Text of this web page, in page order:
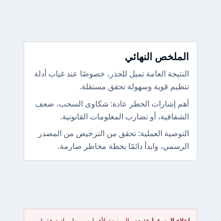
الملخص النهائي
النتيجة العامة تميل للحذر، خصوصًا عند غياب أدلة
تنظيم قوية وسهولة تحقق مستقلة.
أهم إشارات الخطر عادة: شكاوى السحب، ضعف
الشفافية، أو تضارب المعلومات القانونية.
التوصية العملية: تحقق من الترخيص من المصدر
الرسمي، وابدأ دائمًا بخطة مخاطر صارمة.